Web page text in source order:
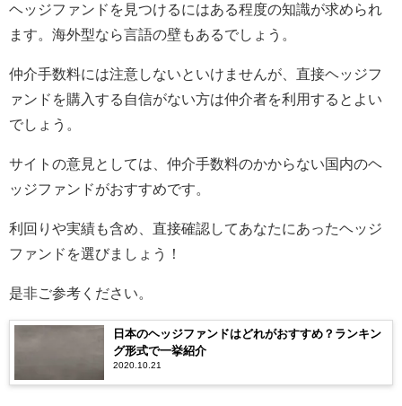
ヘッジファンドを見つけるにはある程度の知識が求められ
ます。海外型なら言語の壁もあるでしょう。
仲介手数料には注意しないといけませんが、直接ヘッジフ
ァンドを購入する自信がない方は仲介者を利用するとよい
でしょう。
サイトの意見としては、仲介手数料のかからない国内のヘ
ッジファンドがおすすめです。
利回りや実績も含め、直接確認してあなたにあったヘッジ
ファンドを選びましょう！
是非ご参考ください。
日本のヘッジファンドはどれがおすすめ？ランキン
グ形式で一挙紹介
2020.10.21